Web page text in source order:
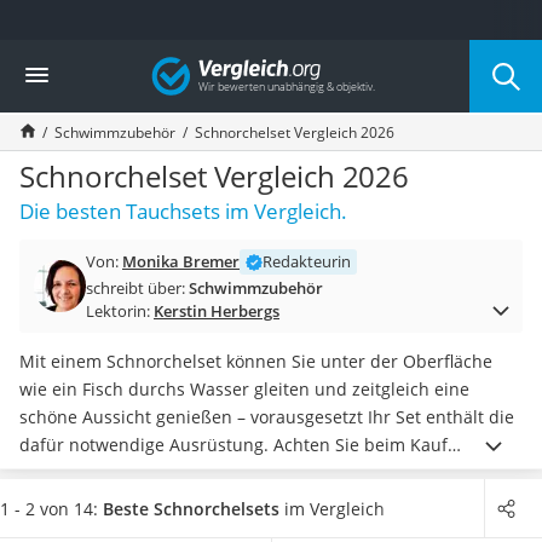
Die beliebtesten Vergleiche nach Kategorie
Freizeit & Sport
Gartentrampolin
Trampolin
Metalldetektor
Eufab-Fahrradträger
Trampolin 366 cm
Aluminium-Koffer
Futterboot
E-Bike-Dreirad
Trekkingschuhe Herren
Reisetasche mit Rollen
Klimmzugstation
Koffer
Nachtsichtgerät
Vergleich
Schwimmzubehör Schnorchelset Vergleich 2026
Schnorchelset Vergleich 2026
Die besten Tauchsets im Vergleich.
Von: Monika Bremer
Redakteurin
schreibt über:Schwimmzubehör
Lektorin: Kerstin Herbergs
Mit einem Schnorchelset können Sie unter der Oberfläche
wie ein Fisch durchs Wasser gleiten und zeitgleich eine
schöne Aussicht genießen – vorausgesetzt Ihr Set enthält die
dafür notwendige Ausrüstung. Achten Sie beim Kauf
besonders darauf,ob auch Flossen dabei sind, denn das ist
nicht immer der Fall. Zudem ist es von Vorteil, wenn der
1 - 2 von 14: Beste Schnorchelsets im Vergleich